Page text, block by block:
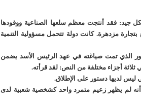
جيد: فقد أنتجت معظم سلعها الصناعية ووقودها
مزدهرة. كانت دولة تتحمل مسؤولية التنمية
الذي تمت صياغته في عهد الرئيس الأسد يضمن
ثلاثة أجزاء مختلفة من النص: لقد قرأته.
ليس لديها دستور على الإطلاق.
لم يظهر زعيم متمرد واحد كشخصية شعبية لدى